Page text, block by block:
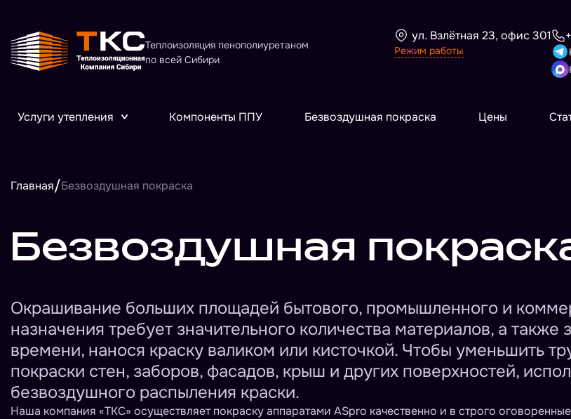
Теплоизоляция пенополиуретаном
по всей Сибири
ул. Взлётная 23, офис 301
Режим работы
Услуги утепления Компоненты ППУ Безвоздушная покраска Цены
Главная/Безвоздушная покраска
Безвоздушная
Окрашивание больших площадей бытового, промышленного и
назначения требует значительного количества материалов, а также
времени, нанося краску валиком или кисточкой. Чтобы уменьшить
покраски стен, заборов, фасадов, крыш и других поверхностей,
безвоздушного распыления краски.
Наша компания «ТКС» осуществляет покраску аппаратами ASpro качественно и в строго